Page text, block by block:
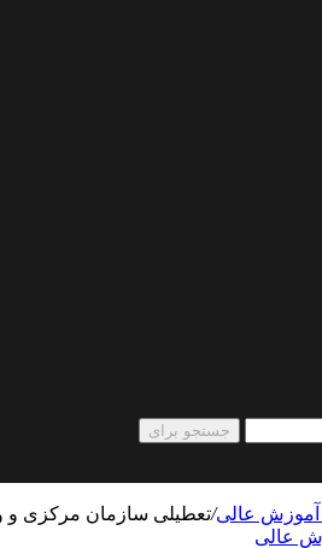
جستجو برای
آموزش عالی/تعطیلی سازمان مرکزی و
عالی